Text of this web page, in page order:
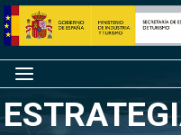
Saltar
al
contenido
Inicio
Menú